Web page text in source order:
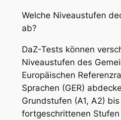
Welche Niveaustufen
ab?
DaZ-Tests können
Niveaustufen des
Europäischen
Sprachen (GER)
Grundstufen (A1, A2)
fortgeschrittenen Stufen